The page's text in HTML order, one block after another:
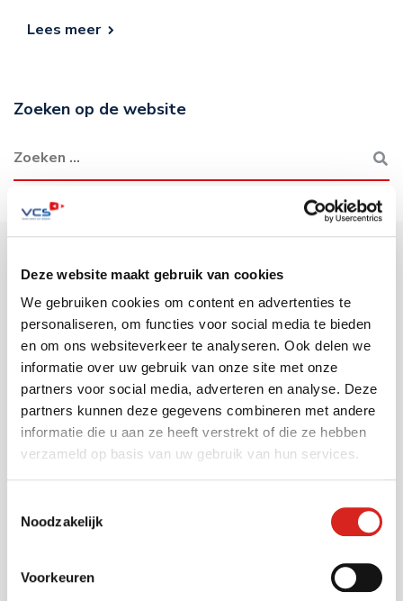
Deze website maakt gebruik van cookies
We gebruiken cookies om content en advertenties te
personaliseren, om functies voor social media te bieden
en om ons websiteverkeer te analyseren. Ook delen we
informatie over uw gebruik van onze site met onze
partners voor social media, adverteren en analyse. Deze
partners kunnen deze gegevens combineren met andere
informatie die u aan ze heeft verstrekt of die ze hebben
verzameld op basis van uw gebruik van hun services.
Noodzakelijk
Voorkeuren
Lees meer
Zoeken op de website
Sectoren
Gemeenten
Vervoersbedrijven
Onderwijs
Musea
Infra